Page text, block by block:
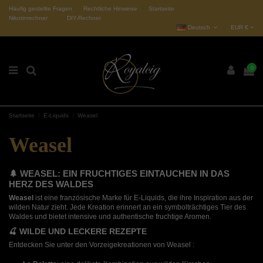
Häufig gestellte Fragen Rechtliche Hinweise
Startseite
Nikotinrechner
DIY-Rechner
Deutsch
EUR €
0
Startseite E-Liquids Weasel
Weasel
🌲 WEASEL: EIN FRUCHTIGES EINTAUCHEN IN DAS
HERZ DES WALDES
Weasel ist eine französische Marke für E-Liquids, die ihre Inspiration aus der
wilden Natur zieht. Jede Kreation erinnert an ein symbolträchtiges Tier des
Waldes und bietet intensive und authentische fruchtige Aromen.
🍒 WILDE UND LECKERE REZEPTE
Entdecken Sie unter den Vorzeigekreationen von Weasel :